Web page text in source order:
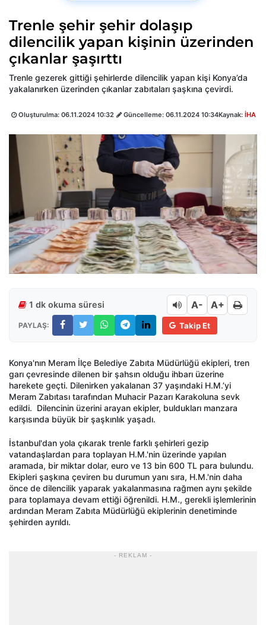
Trenle şehir şehir dolaşıp
dilencilik yapan kişinin üzerinden
çıkanlar şaşırttı
Trenle gezerek gittiği şehirlerde dilencilik yapan kişi Konya’da
yakalanırken üzerinden çıkanlar zabıtaları şaşkına çevirdi.
Oluşturulma: 06.11.2024 10:32 Güncelleme: 06.11.2024 10:34Kaynak: İHA
1 dk okuma süresi A- A+
PAYLAŞ: Takip Et
Konya'nın Meram İlçe Belediye Zabıta Müdürlüğü ekipleri, tren
garı çevresinde dilenen bir şahsın olduğu ihbarı üzerine
harekete geçti. Dilenirken yakalanan 37 yaşındaki H.M.’yi
Meram Zabıtası tarafından Muhacir Pazarı Karakoluna sevk
edildi. Dilencinin üzerini arayan ekipler, buldukları manzara
karşısında büyük bir şaşkınlık yaşadı.
İstanbul'dan yola çıkarak trenle farklı şehirleri gezip
vatandaşlardan para toplayan H.M.'nin üzerinde yapılan
aramada, bir miktar dolar, euro ve 13 bin 600 TL para bulundu.
Ekipleri şaşkına çeviren bu durumun yanı sıra, H.M.'nin daha
önce de dilencilik yaparak yakalanmasına rağmen aynı şekilde
para toplamaya devam ettiği öğrenildi. H.M., gerekli işlemlerinin
ardından Meram Zabıta Müdürlüğü ekiplerinin denetiminde
şehirden ayrıldı.
- REKLAM -